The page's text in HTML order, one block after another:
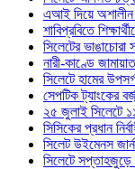
এআই দিয়ে অশালীন
শাবিপ্রবিতে
সিলেটের
নারী-কাণ্ডে
সিলেটে হামের
সেপটিক ট্যাংকের
২৫ জুলাই সিলেটে
সিসিকের প্রধান
সিলেট উইমেনস
সিলেটে সপ্তাহজুড়ে